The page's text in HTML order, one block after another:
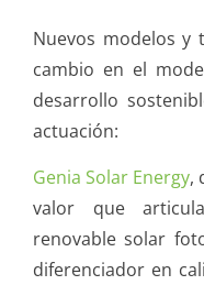
Nuevos modelos y
cambio en el
desarrollo
actuación:
Genia Solar Energy,
valor que
renovable solar
diferenciador en